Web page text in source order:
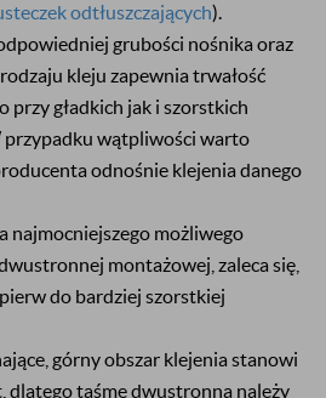
odtłuszczających).
grubości nośnika oraz
kleju zapewnia trwałość
przy gładkich jak i szorstkich
przypadku wątpliwości warto
odnośnie klejenia danego
najmocniejszego możliwego
montażowej, zaleca się,
do bardziej szorstkiej
górny obszar klejenia stanowi
dlatego taśmę dwustronną należy